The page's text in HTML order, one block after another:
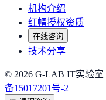
机构介绍
红帽授权资质
在线咨询
技术分享
© 2026 G-LAB IT实验室
备15017201号-2